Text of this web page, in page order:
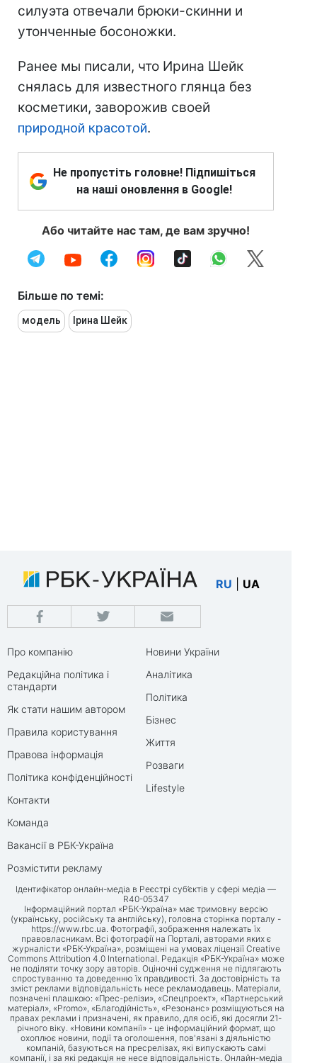
силуэта отвечали брюки-скинни и
утонченные босоножки.
Ранее мы писали, что Ирина Шейк
снялась для известного глянца без
косметики, заворожив своей
природной красотой.
Не пропустіть головне! Підпишіться
на наші оновлення в Google!
Або читайте нас там, де вам зручно!
Більше по темі:
модель Ірина Шейк
RU UA
Про компанію
Редакційна політика і
стандарти
Як стати нашим автором
Правила користування
Правова інформація
Політика конфіденційності
Контакти
Команда
Вакансії в РБК-Україна
Розмістити рекламу
Новини України
Аналітика
Політика
Бізнес
Життя
Розваги
Lifestyle
Ідентифікатор онлайн-медіа в Реєстрі суб’єктів у сфері медіа —
R40-05347
Інформаційний портал «РБК-Україна» має тримовну версію
(українську, російську та англійську), головна сторінка порталу -
https://www.rbc.ua. Фотографії, зображення належать їх
правовласникам. Всі фотографії на Порталі, авторами яких є
журналісти «РБК-Україна», розміщені на умовах ліцензії Creative
Commons Attribution 4.0 International. Редакція «РБК-Україна» може
не поділяти точку зору авторів. Оціночні судження не підлягають
спростуванню та доведенню їх правдивості. За достовірність та
зміст реклами відповідальність несе рекламодавець. Матеріали,
позначені плашкою: «Прес-релізи», «Спецпроект», «Партнерський
матеріал», «Promo», «Благодійність», «Резонанс» розміщуються на
правах реклами і призначені, як правило, для осіб, які досягли 21-
річного віку. «Новини компанії» - це інформаційний формат, що
охоплює новини, події та оголошення, пов'язані з діяльністю
компаній, базуються на пресрелізах, які випускають самі
компанії, і за які редакція не несе відповідальність. Онлайн-медіа